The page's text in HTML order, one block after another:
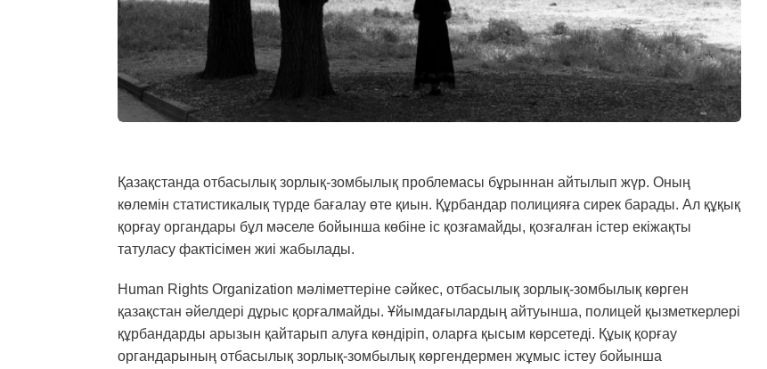
Қазақстанда отбасылық зорлық-зомбылық проблемасы бұрыннан айтылып жүр. Оның
көлемін статистикалық түрде бағалау өте қиын. Құрбандар полицияға сирек барады. Ал құқық
қорғау органдары бұл мәселе бойынша көбіне іс қозғамайды, қозғалған істер екіжақты
татуласу фактісімен жиі жабылады.
Human Rights Organization мәліметтеріне сәйкес, отбасылық зорлық-зомбылық көрген
қазақстан әйелдері дұрыс қорғалмайды. Ұйымдағылардың айтуынша, полицей қызметкерлері
құрбандарды арызын қайтарып алуға көндіріп, оларға қысым көрсетеді. Құық қорғау
органдарының отбасылық зорлық-зомбылық көргендермен жұмыс істеу бойынша